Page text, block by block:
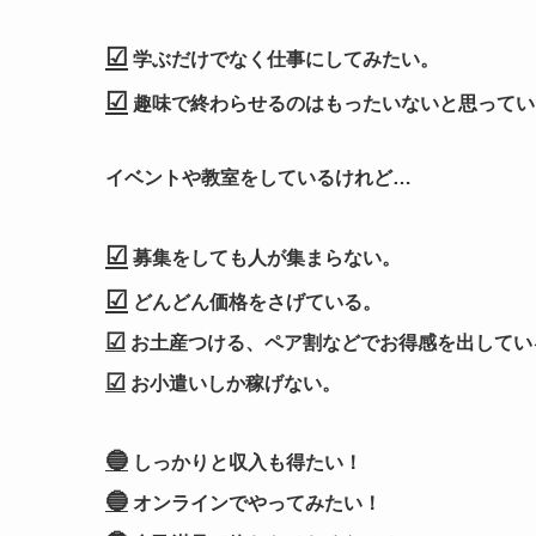
☑ 学ぶだけでなく仕事にしてみたい。
☑ 趣味で終わらせるのはもったいないと思ってい
イベントや教室をしているけれど…
☑ 募集をしても人が集まらない。
☑ どんどん価格をさげている。
☑ お土産つける、ペア割などでお得感を出してい
☑ お小遣いしか稼げない。
🔵 しっかりと収入も得たい！
🔵 オンラインでやってみたい！